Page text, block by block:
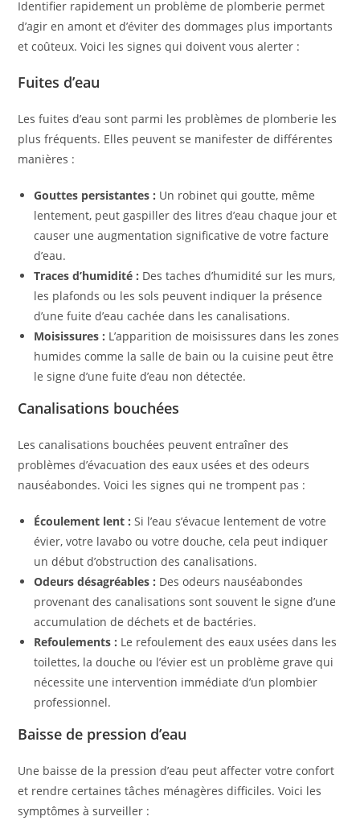
Identifier rapidement un problème de plomberie permet
d’agir en amont et d’éviter des dommages plus importants
et coûteux. Voici les signes qui doivent vous alerter :
Fuites d’eau
Les fuites d’eau sont parmi les problèmes de plomberie les
plus fréquents. Elles peuvent se manifester de différentes
manières :
Gouttes persistantes : Un robinet qui goutte, même
lentement, peut gaspiller des litres d’eau chaque jour et
causer une augmentation significative de votre facture
d’eau.
Traces d’humidité : Des taches d’humidité sur les murs,
les plafonds ou les sols peuvent indiquer la présence
d’une fuite d’eau cachée dans les canalisations.
Moisissures : L’apparition de moisissures dans les zones
humides comme la salle de bain ou la cuisine peut être
le signe d’une fuite d’eau non détectée.
Canalisations bouchées
Les canalisations bouchées peuvent entraîner des
problèmes d’évacuation des eaux usées et des odeurs
nauséabondes. Voici les signes qui ne trompent pas :
Écoulement lent : Si l’eau s’évacue lentement de votre
évier, votre lavabo ou votre douche, cela peut indiquer
un début d’obstruction des canalisations.
Odeurs désagréables : Des odeurs nauséabondes
provenant des canalisations sont souvent le signe d’une
accumulation de déchets et de bactéries.
Refoulements : Le refoulement des eaux usées dans les
toilettes, la douche ou l’évier est un problème grave qui
nécessite une intervention immédiate d’un plombier
professionnel.
Baisse de pression d’eau
Une baisse de la pression d’eau peut affecter votre confort
et rendre certaines tâches ménagères difficiles. Voici les
symptômes à surveiller :